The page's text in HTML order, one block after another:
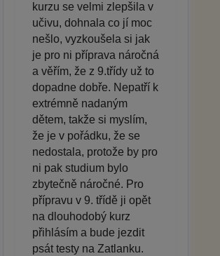
kurzu se velmi zlepšila v
učivu, dohnala co jí moc
nešlo, vyzkoušela si jak
je pro ni příprava náročná
a věřím, že z 9.třídy už to
dopadne dobře. Nepatří k
extrémně nadaným
dětem, takže si myslím,
že je v pořádku, že se
nedostala, protože by pro
ni pak studium bylo
zbytečně náročné. Pro
přípravu v 9. třídě ji opět
na dlouhodobý kurz
přihlásím a bude jezdit
psát testy na Zatlanku.